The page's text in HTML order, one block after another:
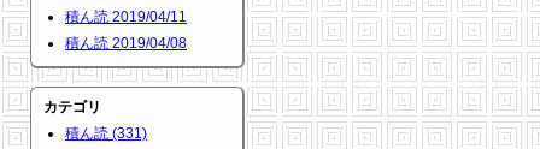
積ん読 2019/04/11
積ん読 2019/04/08
カテゴリ
積ん読 (331)